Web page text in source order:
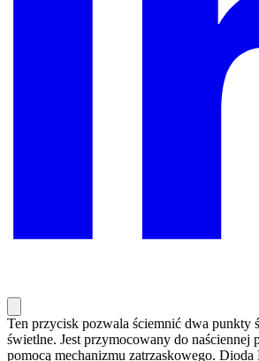
Ten przycisk pozwala ściemnić dwa punkty
świetlne. Jest przymocowany do naściennej
pomocą mechanizmu zatrzaskowego.